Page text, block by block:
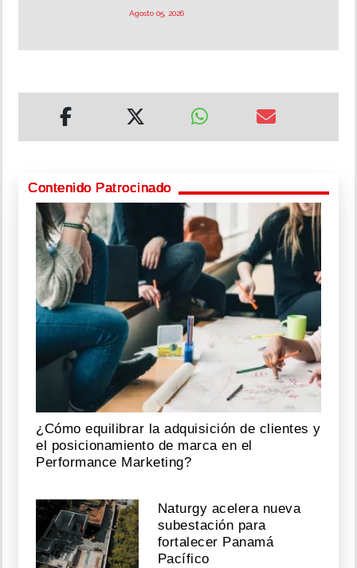
Agosto 05, 2026
Contenido Patrocinado
¿Cómo equilibrar la adquisición de clientes y
el posicionamiento de marca en el
Performance Marketing?
Naturgy acelera nueva
subestación para
fortalecer Panamá
Pacífico